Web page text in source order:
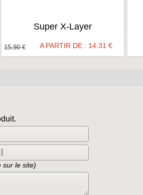
Super X-Layer
A PARTIR DE : 14.31 €
15.90€
sur le site)